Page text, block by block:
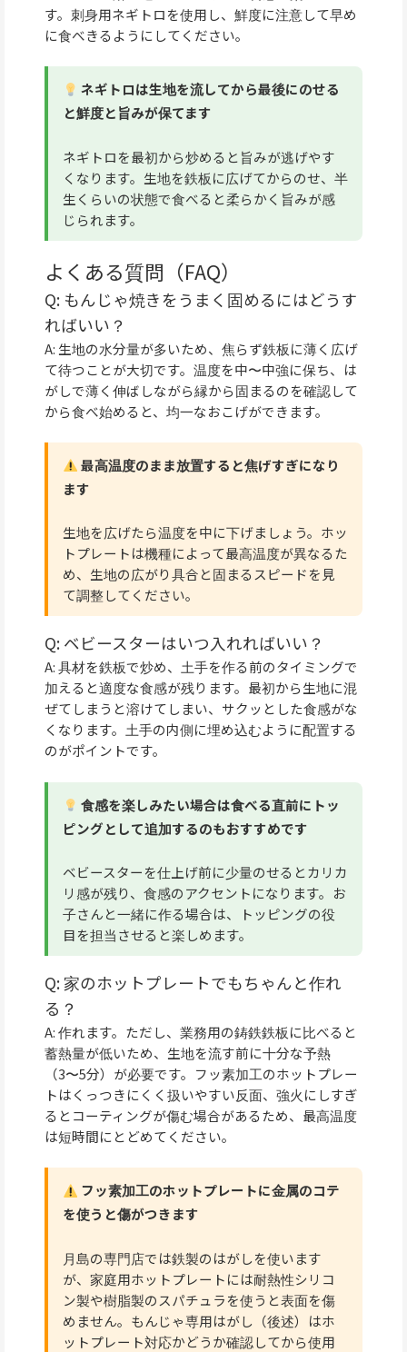
す。刺身用ネギトロを使用し、鮮度に注意して早め
に食べきるようにしてください。
ネギトロは生地を流してから最後にのせる
と鮮度と旨みが保てます
ネギトロを最初から炒めると旨みが逃げやす
くなります。生地を鉄板に広げてからのせ、半
生くらいの状態で食べると柔らかく旨みが感
じられます。
よくある質問（FAQ）
Q: もんじゃ焼きをうまく固めるにはどうす
ればいい？
A: 生地の水分量が多いため、焦らず鉄板に薄く広げ
て待つことが大切です。温度を中〜中強に保ち、は
がしで薄く伸ばしながら縁から固まるのを確認して
から食べ始めると、均一なおこげができます。
最高温度のまま放置すると焦げすぎになり
ます
生地を広げたら温度を中に下げましょう。ホッ
トプレートは機種によって最高温度が異なるた
め、生地の広がり具合と固まるスピードを見
て調整してください。
Q: ベビースターはいつ入れればいい？
A: 具材を鉄板で炒め、土手を作る前のタイミングで
加えると適度な食感が残ります。最初から生地に混
ぜてしまうと溶けてしまい、サクッとした食感がな
くなります。土手の内側に埋め込むように配置する
のがポイントです。
食感を楽しみたい場合は食べる直前にトッ
ピングとして追加するのもおすすめです
ベビースターを仕上げ前に少量のせるとカリカ
リ感が残り、食感のアクセントになります。お
子さんと一緒に作る場合は、トッピングの役
目を担当させると楽しめます。
Q: 家のホットプレートでもちゃんと作れ
る？
A: 作れます。ただし、業務用の鋳鉄鉄板に比べると
蓄熱量が低いため、生地を流す前に十分な予熱
（3〜5分）が必要です。フッ素加工のホットプレー
トはくっつきにくく扱いやすい反面、強火にしすぎ
るとコーティングが傷む場合があるため、最高温度
は短時間にとどめてください。
フッ素加工のホットプレートに金属のコテ
を使うと傷がつきます
月島の専門店では鉄製のはがしを使います
が、家庭用ホットプレートには耐熱性シリコ
ン製や樹脂製のスパチュラを使うと表面を傷
めません。もんじゃ専用はがし（後述）はホ
ットプレート対応かどうか確認してから使用